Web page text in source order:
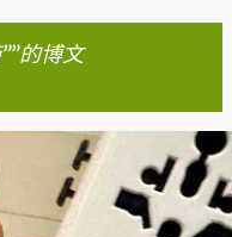
”的博文